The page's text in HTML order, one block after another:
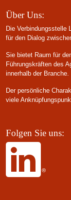
Über Uns:
Die Verbindungsstelle
für den Dialog
Sie bietet Raum für
Führungskräften des
innerhalb der Branche.
Der persönliche
viele
Folgen Sie uns: